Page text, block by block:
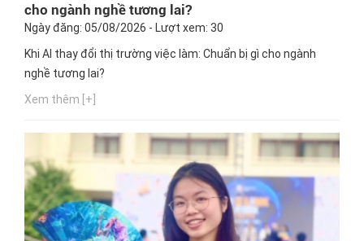
cho ngành nghề tương lai?
Ngày đăng: 05/08/2026 - Lượt xem: 30
Khi AI thay đổi thị trường việc làm: Chuẩn bị gì cho ngành
nghề tương lai?
Xem thêm [+]